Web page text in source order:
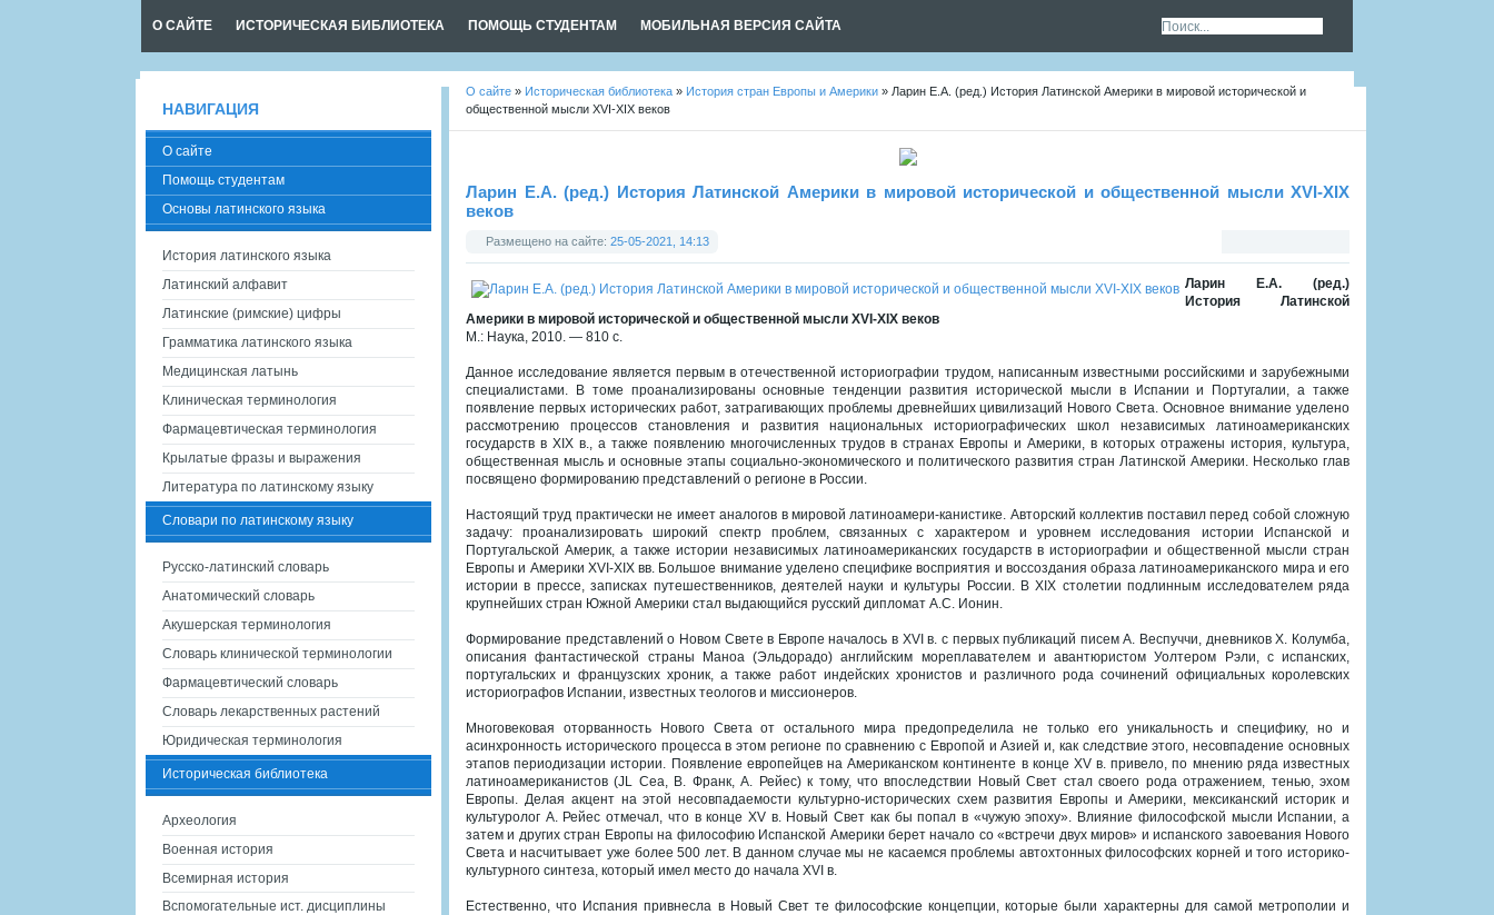
О САЙТЕ ИСТОРИЧЕСКАЯ БИБЛИОТЕКА ПОМОЩЬ СТУДЕНТАМ МОБИЛЬНАЯ ВЕРСИЯ САЙТА
О сайте » Историческая библиотека » История стран Европы и Америки » Ларин Е.А. (ред.) История Латинской Америки в мировой исторической и
общественной мысли XVI-XIX веков
Ларин Е.А. (ред.) История Латинской Америки в мировой исторической и общественной мысли XVI-XIX
веков
Размещено на сайте: 25-05-2021, 14:13
Ларин Е.А. (ред.)
История Латинской
Америки в мировой исторической и общественной мысли XVI-XIX веков
М.: Наука, 2010. — 810 с.
Данное исследование является первым в отечественной историографии трудом, написанным известными российскими и зарубежными
специалистами. В томе проанализированы основные тенденции развития исторической мысли в Испании и Португалии, а также
появление первых исторических работ, затрагивающих проблемы древнейших цивилизаций Нового Света. Основное внимание уделено
рассмотрению процессов становления и развития национальных историографических школ независимых латиноамериканских
государств в XIX в., а также появлению многочисленных трудов в странах Европы и Америки, в которых отражены история, культура,
общественная мысль и основные этапы социально-экономического и политического развития стран Латинской Америки. Несколько глав
посвящено формированию представлений о регионе в России.
Настоящий труд практически не имеет аналогов в мировой латиноамери-канистике. Авторский коллектив поставил перед собой сложную
задачу: проанализировать широкий спектр проблем, связанных с характером и уровнем исследования истории Испанской и
Португальской Америк, а также истории независимых латиноамериканских государств в историографии и общественной мысли стран
Европы и Америки XVI-XIX вв. Большое внимание уделено специфике восприятия и воссоздания образа латиноамериканского мира и его
истории в прессе, записках путешественников, деятелей науки и культуры России. В XIX столетии подлинным исследователем ряда
крупнейших стран Южной Америки стал выдающийся русский дипломат А.С. Ионин.
Формирование представлений о Новом Свете в Европе началось в XVI в. с первых публикаций писем А. Веспуччи, дневников X. Колумба,
описания фантастической страны Маноа (Эльдорадо) английским мореплавателем и авантюристом Уолтером Рэли, с испанских,
португальских и французских хроник, а также работ индейских хронистов и различного рода сочинений официальных королевских
историографов Испании, известных теологов и миссионеров.
Многовековая оторванность Нового Света от остального мира предопределила не только его уникальность и специфику, но и
асинхронность исторического процесса в этом регионе по сравнению с Европой и Азией и, как следствие этого, несовпадение основных
этапов периодизации истории. Появление европейцев на Американском континенте в конце XV в. привело, по мнению ряда известных
латиноамериканистов (JL Сеа, В. Франк, А. Рейес) к тому, что впоследствии Новый Свет стал своего рода отражением, тенью, эхом
Европы. Делая акцент на этой несовпадаемости культурно-исторических схем развития Европы и Америки, мексиканский историк и
культуролог А. Рейес отмечал, что в конце XV в. Новый Свет как бы попал в «чужую эпоху». Влияние философской мысли Испании, а
затем и других стран Европы на философию Испанской Америки берет начало со «встречи двух миров» и испанского завоевания Нового
Света и насчитывает уже более 500 лет. В данном случае мы не касаемся проблемы автохтонных философских корней и того историко-
культурного синтеза, который имел место до начала XVI в.
Естественно, что Испания привнесла в Новый Свет те философские концепции, которые были характерны для самой метрополии и
НАВИГАЦИЯ
О сайте
Помощь студентам
Основы латинского языка
История латинского языка
Латинский алфавит
Латинские (римские) цифры
Грамматика латинского языка
Медицинская латынь
Клиническая терминология
Фармацевтическая терминология
Крылатые фразы и выражения
Литература по латинскому языку
Словари по латинскому языку
Русско-латинский словарь
Анатомический словарь
Акушерская терминология
Словарь клинической терминологии
Фармацевтический словарь
Словарь лекарственных растений
Юридическая терминология
Историческая библиотека
Археология
Военная история
Всемирная история
Вспомогательные ист. дисциплины